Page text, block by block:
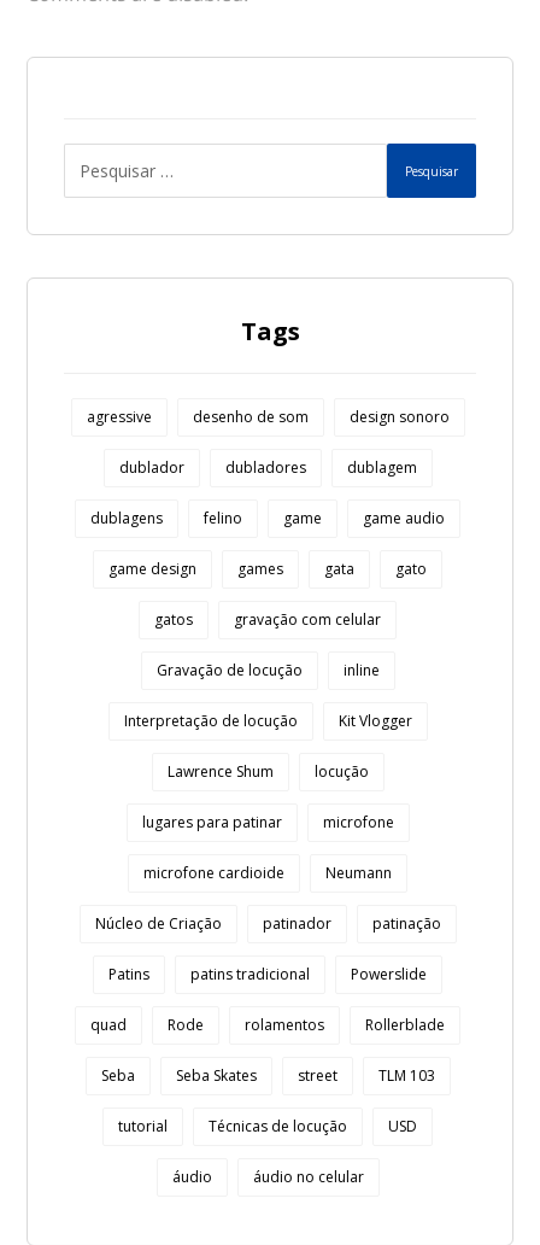
Pesquisar
Tags
agressive desenho de som design sonoro
dublador dubladores dublagem
dublagens felino game game audio
game design games gata gato
gatos gravação com celular
Gravação de locução inline
Interpretação de locução Kit Vlogger
Lawrence Shum locução
lugares para patinar microfone
microfone cardioide Neumann
Núcleo de Criação patinador patinação
Patins patins tradicional Powerslide
quad Rode rolamentos Rollerblade
Seba Seba Skates street TLM 103
tutorial Técnicas de locução USD
áudio áudio no celular